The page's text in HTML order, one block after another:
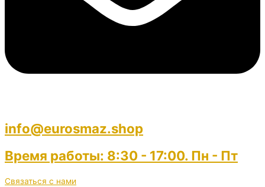
info@eurosmaz.shop
Время работы: 8:30 - 17:00. Пн - Пт
Связаться с нами